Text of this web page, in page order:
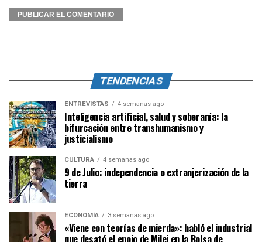
TENDENCIAS
ENTREVISTAS 4 semanas ago
Inteligencia artificial, salud y soberanía: la
bifurcación entre transhumanismo y
justicialismo
CULTURA 4 semanas ago
9 de Julio: independencia o extranjerización de la
tierra
ECONOMÍA 3 semanas ago
«Viene con teorías de mierda»: habló el industrial
que desató el enojo de Milei en la Bolsa de